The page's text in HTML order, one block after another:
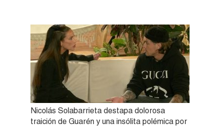
Nicolás Solabarrieta destapa dolorosa
traición de Guarén y una insólita polémica por